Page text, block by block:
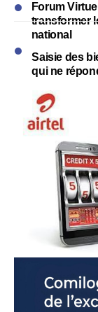
Forum
transformer
national
Saisie des
qui ne